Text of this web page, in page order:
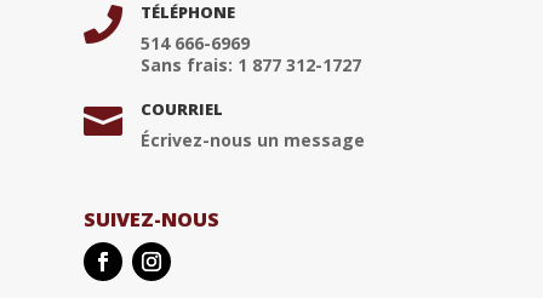
 TÉLÉPHONE
514 666-6969
Sans frais: 1 877 312-1727
 COURRIEL
Écrivez-nous un message
SUIVEZ-NOUS